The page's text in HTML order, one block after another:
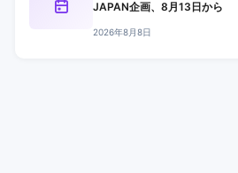
JAPAN企画、8月13日から
2026年8月8日